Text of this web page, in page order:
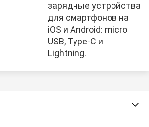
зарядные устройства
для смартфонов на
iOS и Android: micro
USB, Type-C и
Lightning.